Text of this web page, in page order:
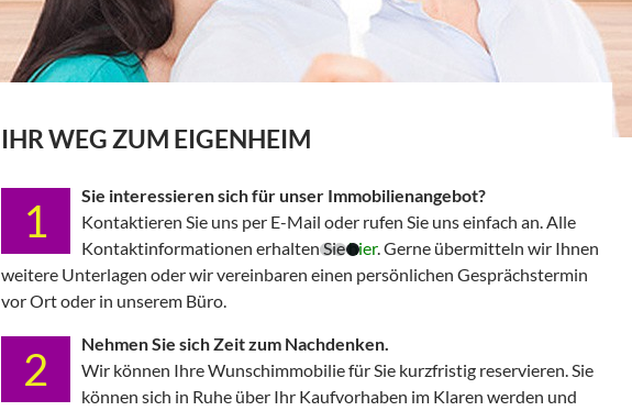
IHR WEG ZUM EIGENHEIM
1
Sie interessieren sich für unser Immobilienangebot?
Kontaktieren Sie uns per E-Mail oder rufen Sie uns einfach an. Alle
Kontaktinformationen erhalten Siehier. Gerne übermitteln wir Ihnen
weitere Unterlagen oder wir vereinbaren einen persönlichen Gesprächstermin
vor Ort oder in unserem Büro.
2
Nehmen Sie sich Zeit zum Nachdenken.
Wir können Ihre Wunschimmobilie für Sie kurzfristig reservieren. Sie
können sich in Ruhe über Ihr Kaufvorhaben im Klaren werden und